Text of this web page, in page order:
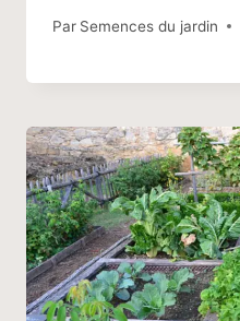
Par Semences du jardin